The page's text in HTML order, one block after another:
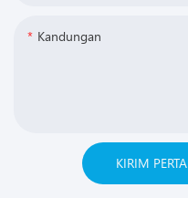
Kandungan
KIRIM